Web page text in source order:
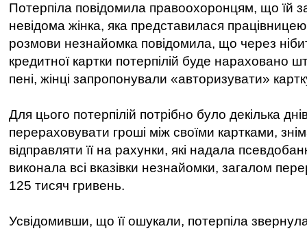
Потерпіла повідомила правоохоронцям, що їй
невідома жінка, яка представилася
розмови незнайомка повідомила, що через
кредитної картки потерпілій буде нараховано
пені, жінці запропонували «авторизувати»
Для цього потерпілій потрібно було декілька
перераховувати гроші між своїми картками,
відправляти її на рахунки, які надала
виконала всі вказівки незнайомки, загалом
125 тисяч гривень.
Усвідомивши, що її ошукали, потерпіла